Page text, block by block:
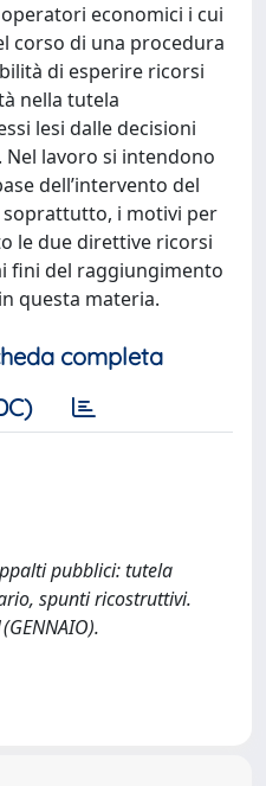
economici i cui
corso di una procedura
di esperire ricorsi
nella tutela
lesi dalle decisioni
lavoro si intendono
dell’intervento del
i motivi per
le due direttive ricorsi
fini del raggiungimento
questa materia.
completa
pubblici: tutela
spunti ricostruttivi.